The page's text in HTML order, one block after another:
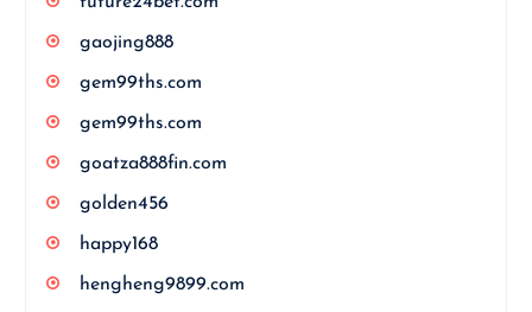
gaojing888
gem99ths.com
gem99ths.com
goatza888fin.com
golden456
happy168
hengheng9899.com